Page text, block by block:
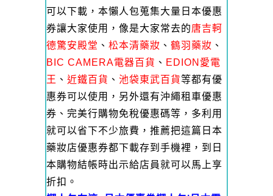
可以下載，本懶人包蒐集大量日本優惠
券讓大家使用，像是大家常去的唐吉軻
德驚安殿堂 、 松本清藥妝 、 鶴羽藥妝 、
BIC CAMERA電器百貨 、 EDION愛電
王 、 近鐵百貨 、 池袋東武百貨等都有優
惠券可以使用，另外還有沖繩租車優惠
券、完美行購物免稅優惠碼等，多利用
就可以省下不少旅費，推薦把這篇日本
藥妝店優惠券都下載存到手機裡，到日
本購物結帳時出示給店員就可以馬上享
折扣。